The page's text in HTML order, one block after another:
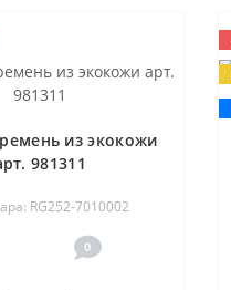
из экокожи
981311
RG252-7010002
0